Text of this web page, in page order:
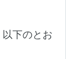
下のとお